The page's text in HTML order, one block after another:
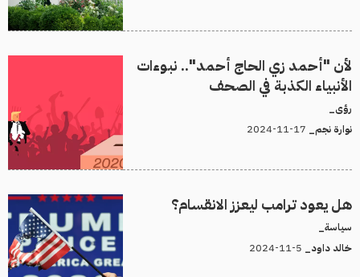
لأن "أحمد زي الحاج أحمد".. نبوءات
الأنبياء الكذبة في الصحف
رؤى_
نوارة نجم_
هل يعود ترامب ليعزز الانقسام؟
سياسة_
خالد داود_